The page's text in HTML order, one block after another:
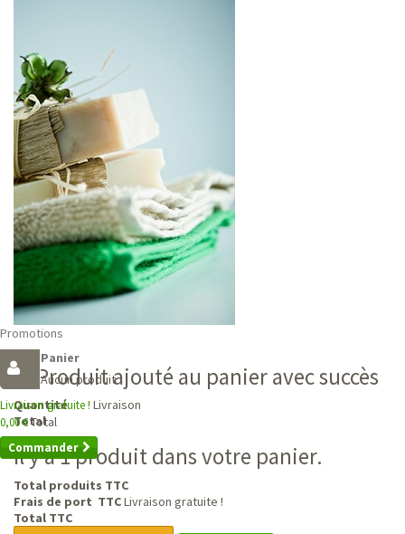
Promotions
Panier
Aucun produit
Livraison gratuite ! Livraison
0,00 €Total
Commander
Produit ajouté au panier avec succès
Quantité
Total
Il y a 1 produit dans votre panier.
Total produits TTC
Frais de port TTCLivraison gratuite !
Total TTC